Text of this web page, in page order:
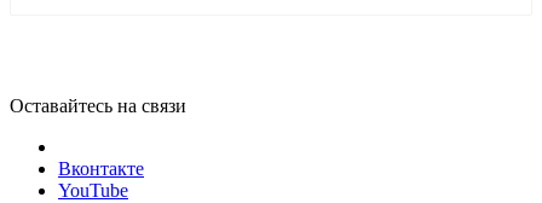
Оставайтесь на связи
Вконтакте
YouTube